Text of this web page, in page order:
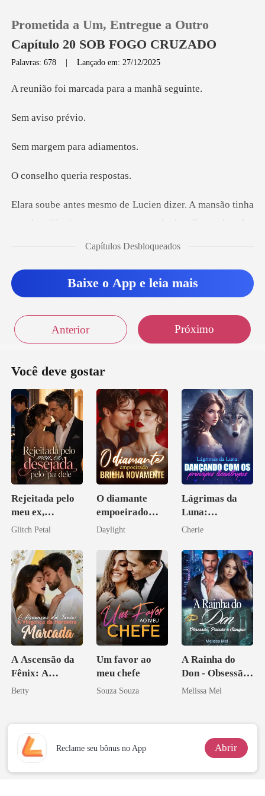
Loja
Histórico
Prometida a Um, Entregue a Outro
Capítulo 20 SOB FOGO CRUZADO
Palavras: 678 |Lançado em: 27/12/2025
marcada para a
viso
m para ad
o queria
demais para serem honestas. Vestiu-se com c
Capítulos Desbloqueados
Baixe o App e leia mais
Anterior Próximo
Você deve gostar
Rejeitada pelo
meu ex,
desejada pelo
Glitch Petal
O diamante
empoeirado
brilha
Daylight
Lágrimas da
Luna:
Dançando com
licantropos
Cherie
A Ascensão da
Fênix: A
Vingança da
Betty
Um favor ao
meu chefe
Souza Souza
A Rainha do
Don - Obsessão,
Paixão e Sangue
Melissa Mel
Reclame seu bônus no App Abrir